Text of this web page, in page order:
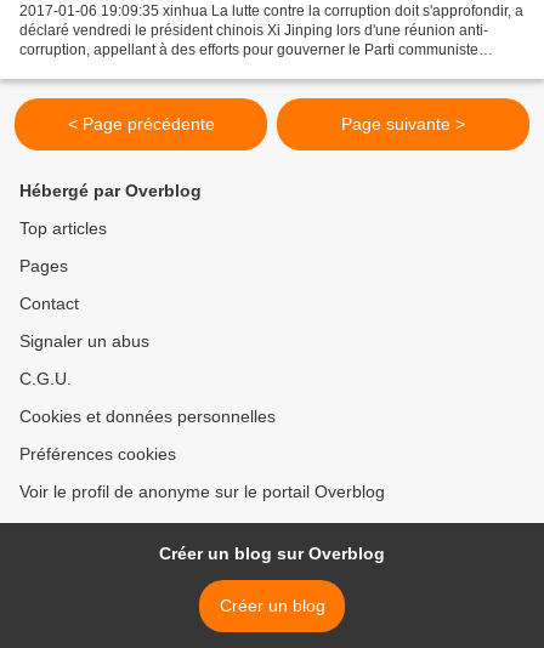
2017-01-06 19:09:35 xinhua La lutte contre la corruption doit s'approfondir, a
déclaré vendredi le président chinois Xi Jinping lors d'une réunion anti-
corruption, appellant à des efforts pour gouverner le Parti communiste
< Page précédente Page suivante >
Hébergé par Overblog
Top articles
Pages
Contact
Signaler un abus
C.G.U.
Cookies et données personnelles
Préférences cookies
Voir le profil de anonyme sur le portail Overblog
Créer un blog sur Overblog
Créer un blog